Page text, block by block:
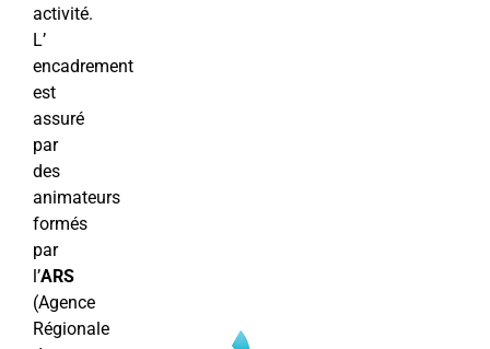
activité.
L’
encadrement
est
assuré
par
des
animateurs
formés
par
l’ARS
(Agence
Régionale